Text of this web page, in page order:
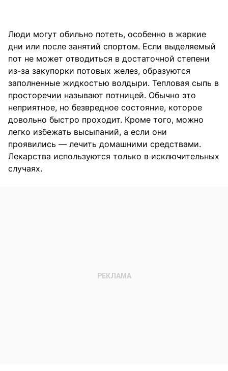
Люди могут обильно потеть, особенно в жаркие
дни или после занятий спортом. Если выделяемый
пот не может отводиться в достаточной степени
из-за закупорки потовых желез, образуются
заполненные жидкостью волдыри. Тепловая сыпь в
просторечии называют потницей. Обычно это
неприятное, но безвредное состояние, которое
довольно быстро проходит. Кроме того, можно
легко избежать высыпаний, а если они
проявились — лечить домашними средствами.
Лекарства используются только в исключительных
случаях.